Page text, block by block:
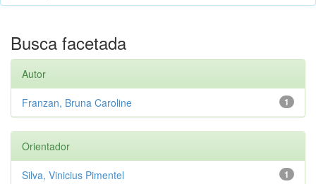
Busca facetada
Autor
1
Franzan, Bruna Caroline
Orientador
1
Silva, Vinicius Pimentel